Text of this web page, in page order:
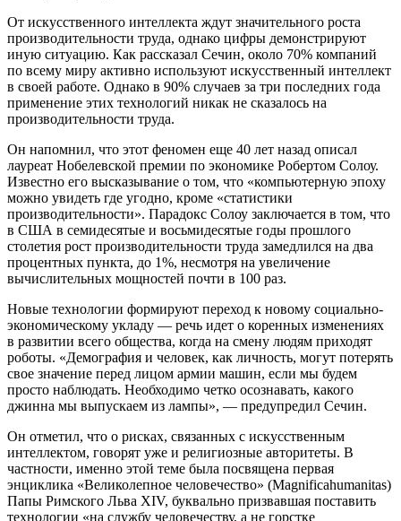
От искусственного интеллекта ждут значительного роста
производительности труда, однако цифры демонстрируют
иную ситуацию. Как рассказал Сечин, около 70% компаний
по всему миру активно используют искусственный интеллект
в своей работе. Однако в 90% случаев за три последних года
применение этих технологий никак не сказалось на
производительности труда.
Он напомнил, что этот феномен еще 40 лет назад описал
лауреат Нобелевской премии по экономике Робертом Солоу.
Известно его высказывание о том, что «компьютерную эпоху
можно увидеть где угодно, кроме «статистики
производительности». Парадокс Солоу заключается в том, что
в США в семидесятые и восьмидесятые годы прошлого
столетия рост производительности труда замедлился на два
процентных пункта, до 1%, несмотря на увеличение
вычислительных мощностей почти в 100 раз.
Новые технологии формируют переход к новому социально-
экономическому укладу — речь идет о коренных изменениях
в развитии всего общества, когда на смену людям приходят
роботы. «Демография и человек, как личность, могут потерять
свое значение перед лицом армии машин, если мы будем
просто наблюдать. Необходимо четко осознавать, какого
джинна мы выпускаем из лампы», — предупредил Сечин.
Он отметил, что о рисках, связанных с искусственным
интеллектом, говорят уже и религиозные авторитеты. В
частности, именно этой теме была посвящена первая
энциклика «Великолепное человечество» (Magnificahumanitas)
Папы Римского Льва XIV, буквально призвавшая поставить
технологии «на службу человечеству, а не горстке